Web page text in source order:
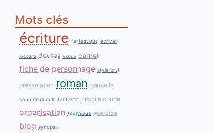
Mots clés
écriture fantastique écrivain
lecture doutes vœux carnet
fiche de personnage style brut
présentation roman nouvelle
coup de gueule fantastic histoire courte
organisation technique exercice
blog synopsis